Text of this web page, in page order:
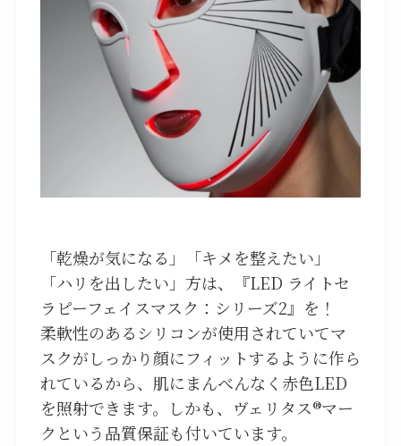
「乾燥が気になる」「キメを整えたい」
「ハリを出したい」方は、『LED ライトセ
ラピーフェイスマスク：シリーズ2』を！
柔軟性のあるシリコンが使用されていてマ
スクがしっかり顔にフィットするように作ら
れているから、肌にまんべんなく赤色LED
を照射できます。しかも、ヴェリタス®マー
クという品質保証も付いています。